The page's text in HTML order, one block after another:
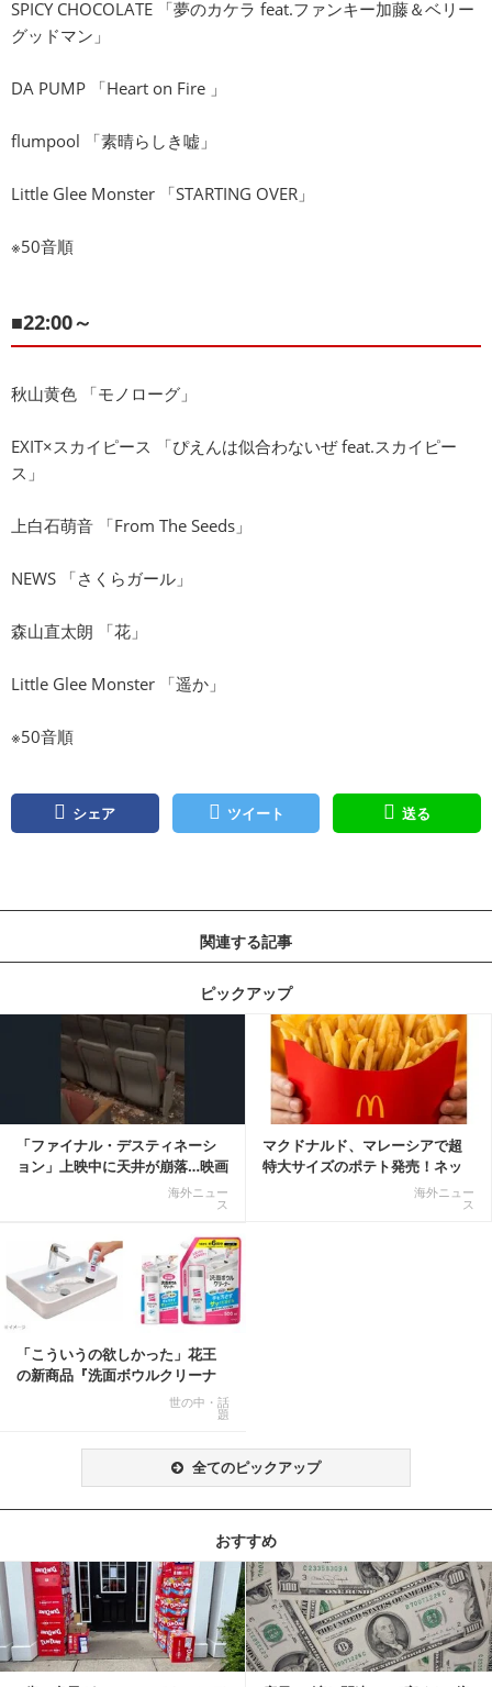
SPICY CHOCOLATE 「夢のカケラ feat.ファンキー加藤＆ベリー
グッドマン」
DA PUMP 「Heart on Fire 」
flumpool 「素晴らしき嘘」
Little Glee Monster 「STARTING OVER」
※50音順
■22:00～
秋山黄色 「モノローグ」
EXIT×スカイピース 「ぴえんは似合わないぜ feat.スカイピー
ス」
上白石萌音 「From The Seeds」
NEWS 「さくらガール」
森山直太朗 「花」
Little Glee Monster 「遥か」
※50音順
シェア ツイート 送る
関連する記事
ピックアップ
「ファイナル・デスティネーシ
ョン」上映中に天井が崩落…映画
海外ニュー
ス
マクドナルド、マレーシアで超
特大サイズのポテト発売！ネッ
海外ニュー
ス
記事を読む
「こういうの欲しかった」花王
の新商品『洗面ボウルクリーナ
世の中・話
題
全てのピックアップ
おすすめ
記事を読む